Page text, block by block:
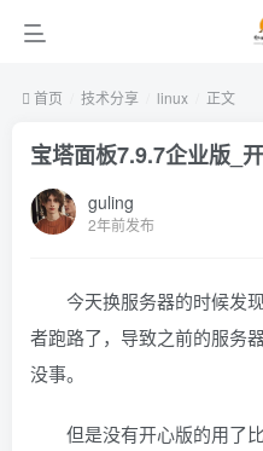
首页 技术分享 linux 正文
宝塔面板7.9.7企业版_
guling
2年前发布
今天换服务器的时候发
者跑路了，导致之前的服务
没事。
但是没有开心版的用了